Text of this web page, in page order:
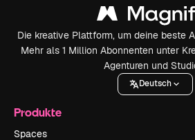
Die kreative Plattform, um deine beste
Mehr als 1 Million Abonnenten unter
Agenturen und
Deutsch
Produkte
Spaces